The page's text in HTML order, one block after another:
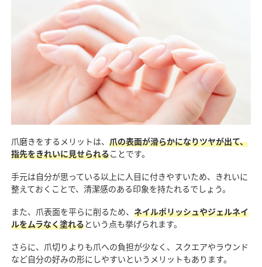
爪磨きをするメリットは、 爪の表面が滑らかになりツヤが出て、
指先をきれいに見せられることです。
手元は自分が思っている以上に人目に付きやすいため、きれいに
整えておくことで、清潔感のある印象を持たれるでしょう。
また、爪表面を平らに削るため、 ネイルポリッシュやジェルネイ
ルをムラなく塗れるという点も挙げられます。
さらに、爪切りよりも爪への負担が少なく、スクエアやラウンド
など自分の好みの形にしやすいというメリットもあります。